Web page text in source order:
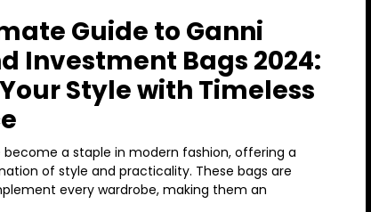
Guide to Ganni
Investment Bags 2024:
Style with Timeless
become a staple in modern fashion, offering a
of style and practicality. These bags are
every wardrobe, making them an